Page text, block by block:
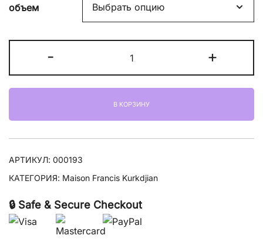
20800,00 ₽
–
26900,00 ₽
объем
-
товара
Maison
Kurkdjian
L'Eau
A
+
В КОРЗИНУ
АРТИКУЛ: 000193
КАТЕГОРИЯ: Maison Francis Kurkdjian
🔒 Safe & Secure Checkout